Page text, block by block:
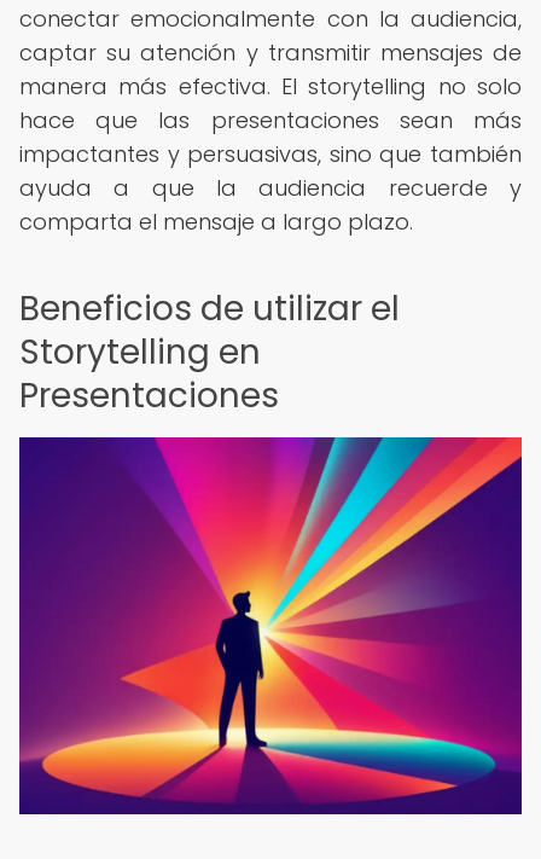
conectar emocionalmente con la audiencia,
captar su atención y transmitir mensajes de
manera más efectiva. El storytelling no solo
hace que las presentaciones sean más
impactantes y persuasivas, sino que también
ayuda a que la audiencia recuerde y
comparta el mensaje a largo plazo.
Beneficios de utilizar el
Storytelling en
Presentaciones